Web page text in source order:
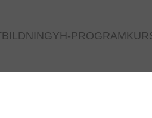
YH-PROGRAM